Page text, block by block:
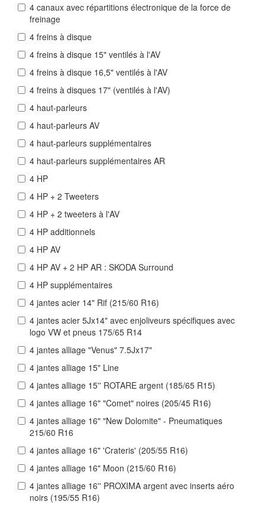
4 canaux avec répartitions électronique de la force de
freinage
4 freins à disque
4 freins à disque 15" ventilés à l'AV
4 freins à disque 16,5" ventilés à l'AV
4 freins à disques 17" (ventilés à l'AV)
4 haut-parleurs
4 haut-parleurs AV
4 haut-parleurs supplémentaires
4 haut-parleurs supplémentaires AR
4 HP
4 HP + 2 Tweeters
4 HP + 2 tweeters à l'AV
4 HP additionnels
4 HP AV
4 HP AV + 2 HP AR : SKODA Surround
4 HP supplémentaires
4 jantes acier 14" Rif (215/60 R16)
4 jantes acier 5Jx14" avec enjoliveurs spécifiques avec
logo VW et pneus 175/65 R14
4 jantes alliage "Venus" 7.5Jx17"
4 jantes alliage 15" Line
4 jantes alliage 15'' ROTARE argent (185/65 R15)
4 jantes alliage 16" "Comet" noires (205/45 R16)
4 jantes alliage 16" "New Dolomite" - Pneumatiques
215/60 R16
4 jantes alliage 16" 'Crateris' (205/55 R16)
4 jantes alliage 16" Moon (215/60 R16)
4 jantes alliage 16'' PROXIMA argent avec inserts aéro
noirs (195/55 R16)